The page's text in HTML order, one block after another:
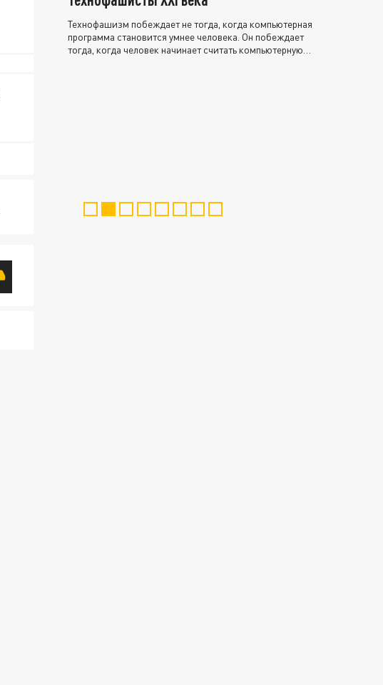
Технофашизм побеждает не тогда, когда компьютерная
программа становится умнее человека. Он побеждает
тогда, когда человек начинает считать компьютерную